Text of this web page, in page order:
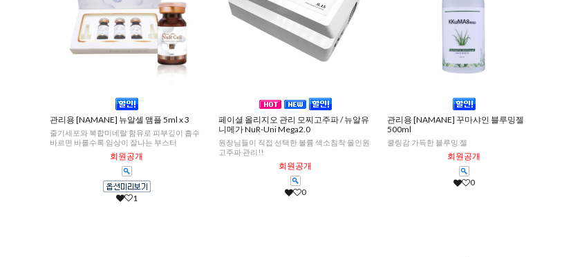
관리용 [NAMANE] 뉴알셀 앰플 5ml x 3
줄기세포와 복합미네랄 함유로 피부깊이 흡수
바르면 바를수록 임상이 잘나는 부스터
회원공개
1
페이셜 올리지오 관리 모찌고주파 / 뉴알유
니메가 NuR-Uni Mega2.0
원장님들이 직접 선택한 볼륨 색소침착 올인원
고주파 관리!!
회원공개
0
관리용 [NAMANE] 꾸마샤인 블루밍젤
500ml
쿨링감 가득한 블루밍 젤
회원공개
0